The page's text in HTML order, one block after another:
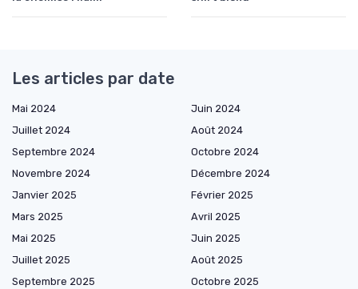
Les articles par date
Mai 2024
Juin 2024
Juillet 2024
Août 2024
Septembre 2024
Octobre 2024
Novembre 2024
Décembre 2024
Janvier 2025
Février 2025
Mars 2025
Avril 2025
Mai 2025
Juin 2025
Juillet 2025
Août 2025
Septembre 2025
Octobre 2025